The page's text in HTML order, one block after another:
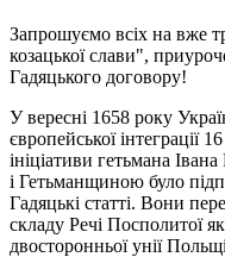
Запрошуємо всіх на вже
козацької слави",
Гадяцького договору!
У вересні 1658 року
європейської інтеграції
ініціативи гетьмана Івана
і Гетьманщиною було
Гадяцькі статті. Вони
складу Речі Посполитої
двосторонньої унії